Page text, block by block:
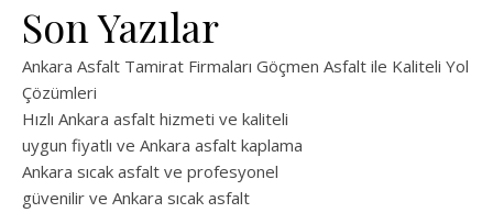
Son Yazılar
Ankara Asfalt Tamirat Firmaları Göçmen Asfalt ile Kaliteli Yol
Çözümleri
Hızlı Ankara asfalt hizmeti ve kaliteli
uygun fiyatlı ve Ankara asfalt kaplama
Ankara sıcak asfalt ve profesyonel
güvenilir ve Ankara sıcak asfalt